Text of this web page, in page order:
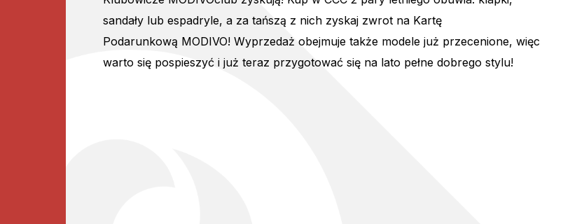
sandały lub espadryle, a za tańszą z nich zyskaj zwrot na Kartę
Podarunkową MODIVO! Wyprzedaż obejmuje także modele już przecenione, więc
warto się pospieszyć i już teraz przygotować się na lato pełne dobrego stylu!